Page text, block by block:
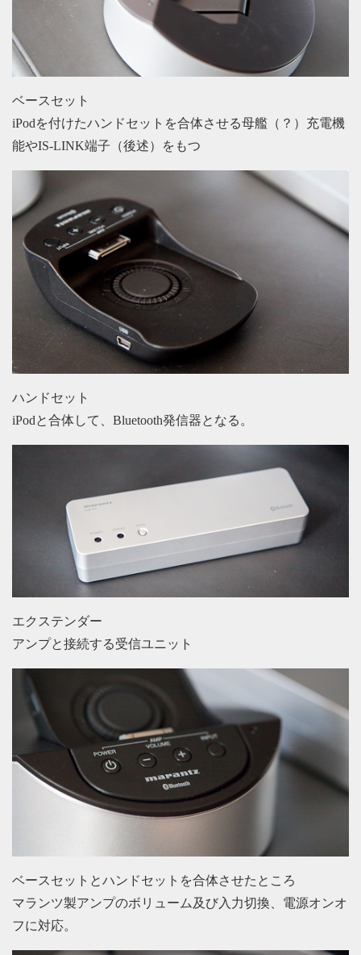
ベースセット
iPodを付けたハンドセットを合体させる母艦（？）充電機
能やIS-LINK端子（後述）をもつ
ハンドセット
iPodと合体して、Bluetooth発信器となる。
エクステンダー
アンプと接続する受信ユニット
ベースセットとハンドセットを合体させたところ
マランツ製アンプのボリューム及び入力切換、電源オンオ
フに対応。